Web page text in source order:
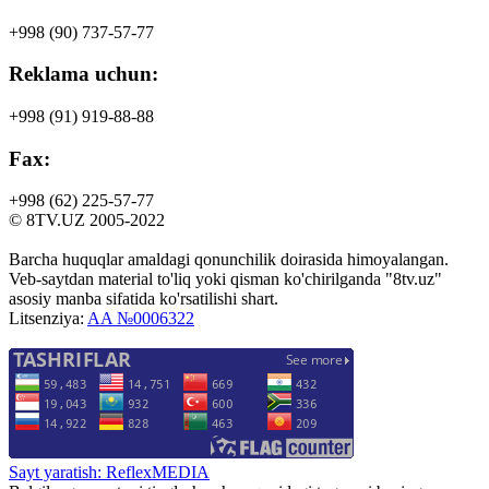
+998 (90) 737-57-77
Reklama uchun:
+998 (91) 919-88-88
Fax:
+998 (62) 225-57-77
© 8TV.UZ 2005-2022
Barcha huquqlar amaldagi qonunchilik doirasida himoyalangan.
Veb-saytdan material to'liq yoki qisman ko'chirilganda "8tv.uz"
asosiy manba sifatida ko'rsatilishi shart.
Litsenziya: AA №0006322
Sayt yaratish: ReflexMEDIA